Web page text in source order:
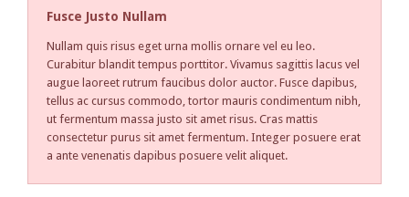
Fusce Justo Nullam
Nullam quis risus eget urna mollis ornare vel eu leo.
Curabitur blandit tempus porttitor. Vivamus sagittis lacus vel
augue laoreet rutrum faucibus dolor auctor. Fusce dapibus,
tellus ac cursus commodo, tortor mauris condimentum nibh,
ut fermentum massa justo sit amet risus. Cras mattis
consectetur purus sit amet fermentum. Integer posuere erat
a ante venenatis dapibus posuere velit aliquet.